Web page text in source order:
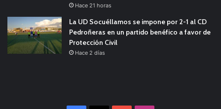
Hace 21 horas
La UD Socuéllamos se impone por 2-1 al CD
Pedroñeras en un partido benéfico a favor de
Protección Civil
Hace 2 días